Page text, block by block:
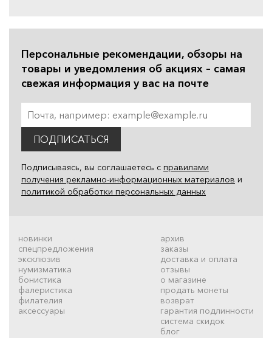
Персональные рекомендации, обзоры на
товары и уведомления об акциях – самая
свежая информация у вас на почте
ПОДПИСАТЬСЯ
Подписываясь, вы соглашаетесь с правилами
получения рекламно-информационных материалов и
политикой обработки персональных данных
новинки
спецпредложения
эксклюзив
нумизматика
бонистика
фалеристика
филателия
аксессуары
архив
заказы
доставка и оплата
отзывы
о магазине
продать монеты
возврат
гарантия подлинности
система скидок
блог